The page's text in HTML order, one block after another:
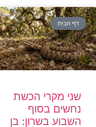
דף הבית
שני מקרי הכשת
נחשים בסוף
השבוע בשרון: בן